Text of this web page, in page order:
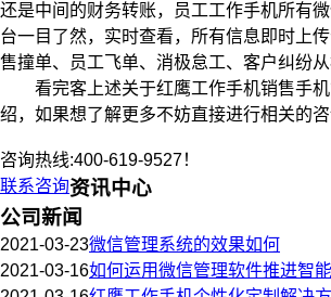
还是中间的财务转账，员工工作手机所有
台一目了然，实时查看，所有信息即时上
售撞单、员工飞单、消极怠工、客户纠纷从
看完客上述关于红鹰工作手机销售手机
绍，如果想了解更多不妨直接进行相关的咨
咨询热线:400-619-9527！
联系咨询资讯中心
公司新闻
2021-03-23微信管理系统的效果如何
2021-03-16如何运用微信管理软件推进智